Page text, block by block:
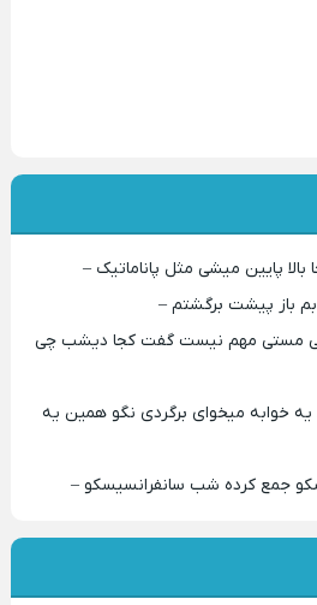
پایین میشی مثل پاناماتیک –
باز پیشت برگشتم –
مستی مهم نیست گفت کجا دیشب چی
خوابه میخوای برگردی نگو همین یه
جمع کرده شب سانفرانسیسکو –